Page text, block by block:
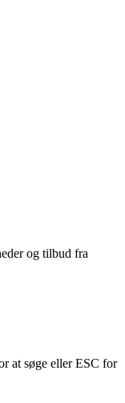
og tilbud fra
at søge eller ESC for